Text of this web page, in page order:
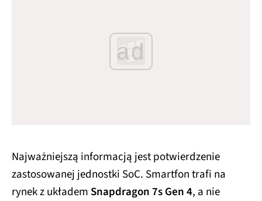
ad
Najważniejszą informacją jest potwierdzenie
zastosowanej jednostki SoC. Smartfon trafi na
rynek z układem Snapdragon 7s Gen 4, a nie